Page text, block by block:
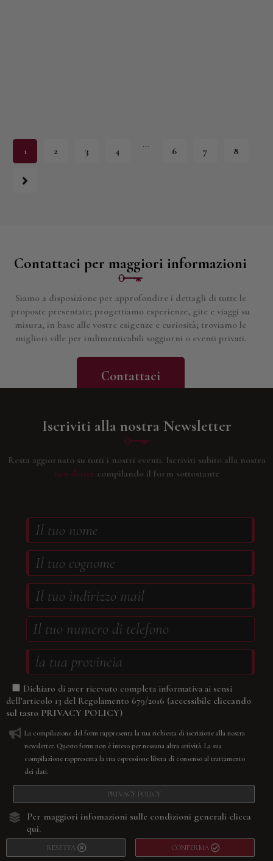
1 2 3 4
…
6 7 8
Contattaci per maggiori informazioni
Siamo a disposizione per approfondire i dettagli di tutte le
proposte presentate; progettiamo esperienze, gite e viaggi su
misura, in base alle vostre esigenze e curiosità; troviamo le
migliori ville per indimenticabili soggiorni o eventi privati.
Contattaci
Iscriviti alla nostra Newsletter
Resta aggiornato su tutti i nostri eventi. Iscriviti subito alla nostra
newsletter compilando il form sottostante
Dichiaro di aver ricevuto completa informativa ai sensi
dell’articolo 13 del Regolamento 679/2016 (accessibile cliccando
sul tasto PRIVACY POLICY)
La compilazione del form rappresenta la tua richiesta di iscrizione alla nostra
newsletter. Questo form non è inteso per nessuna altra attività. La sua
compilazione rappresenta la tua espressione libera di consenso al trattamento
dei dati.
PRIVACY POLICY
Per maggiori infomazioni sulle condizioni generali clicca
qui.
RESETTA CONFERMA